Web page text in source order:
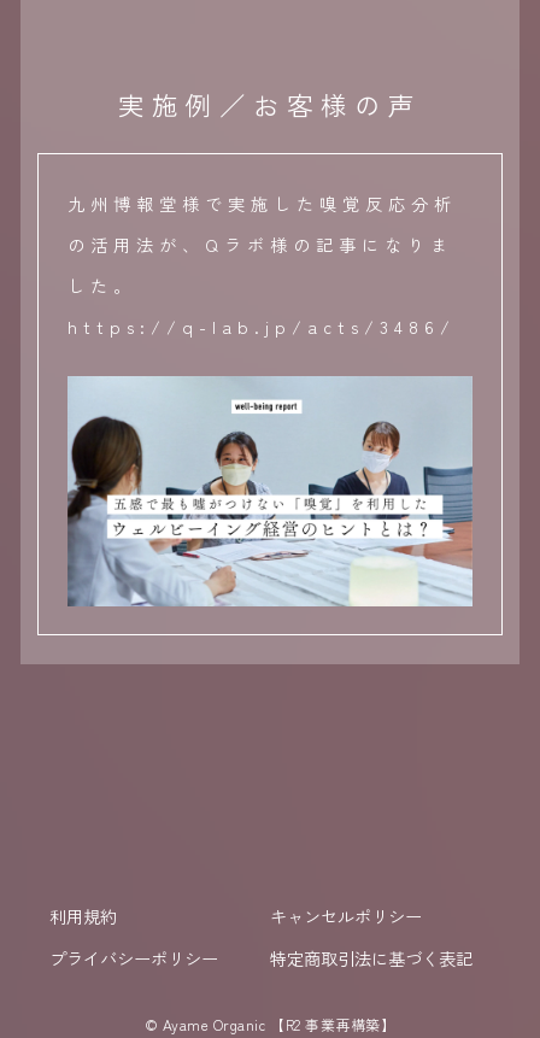
実施例／お客様の声
九州博報堂様で実施した嗅覚反応分析
の活用法が、Qラボ様の記事になりま
した。
https://q-lab.jp/acts/3486/
利用規約
キャンセルポリシー
プライバシーポリシー
特定商取引法に基づく表記
© Ayame Organic 【R2 事業再構築】